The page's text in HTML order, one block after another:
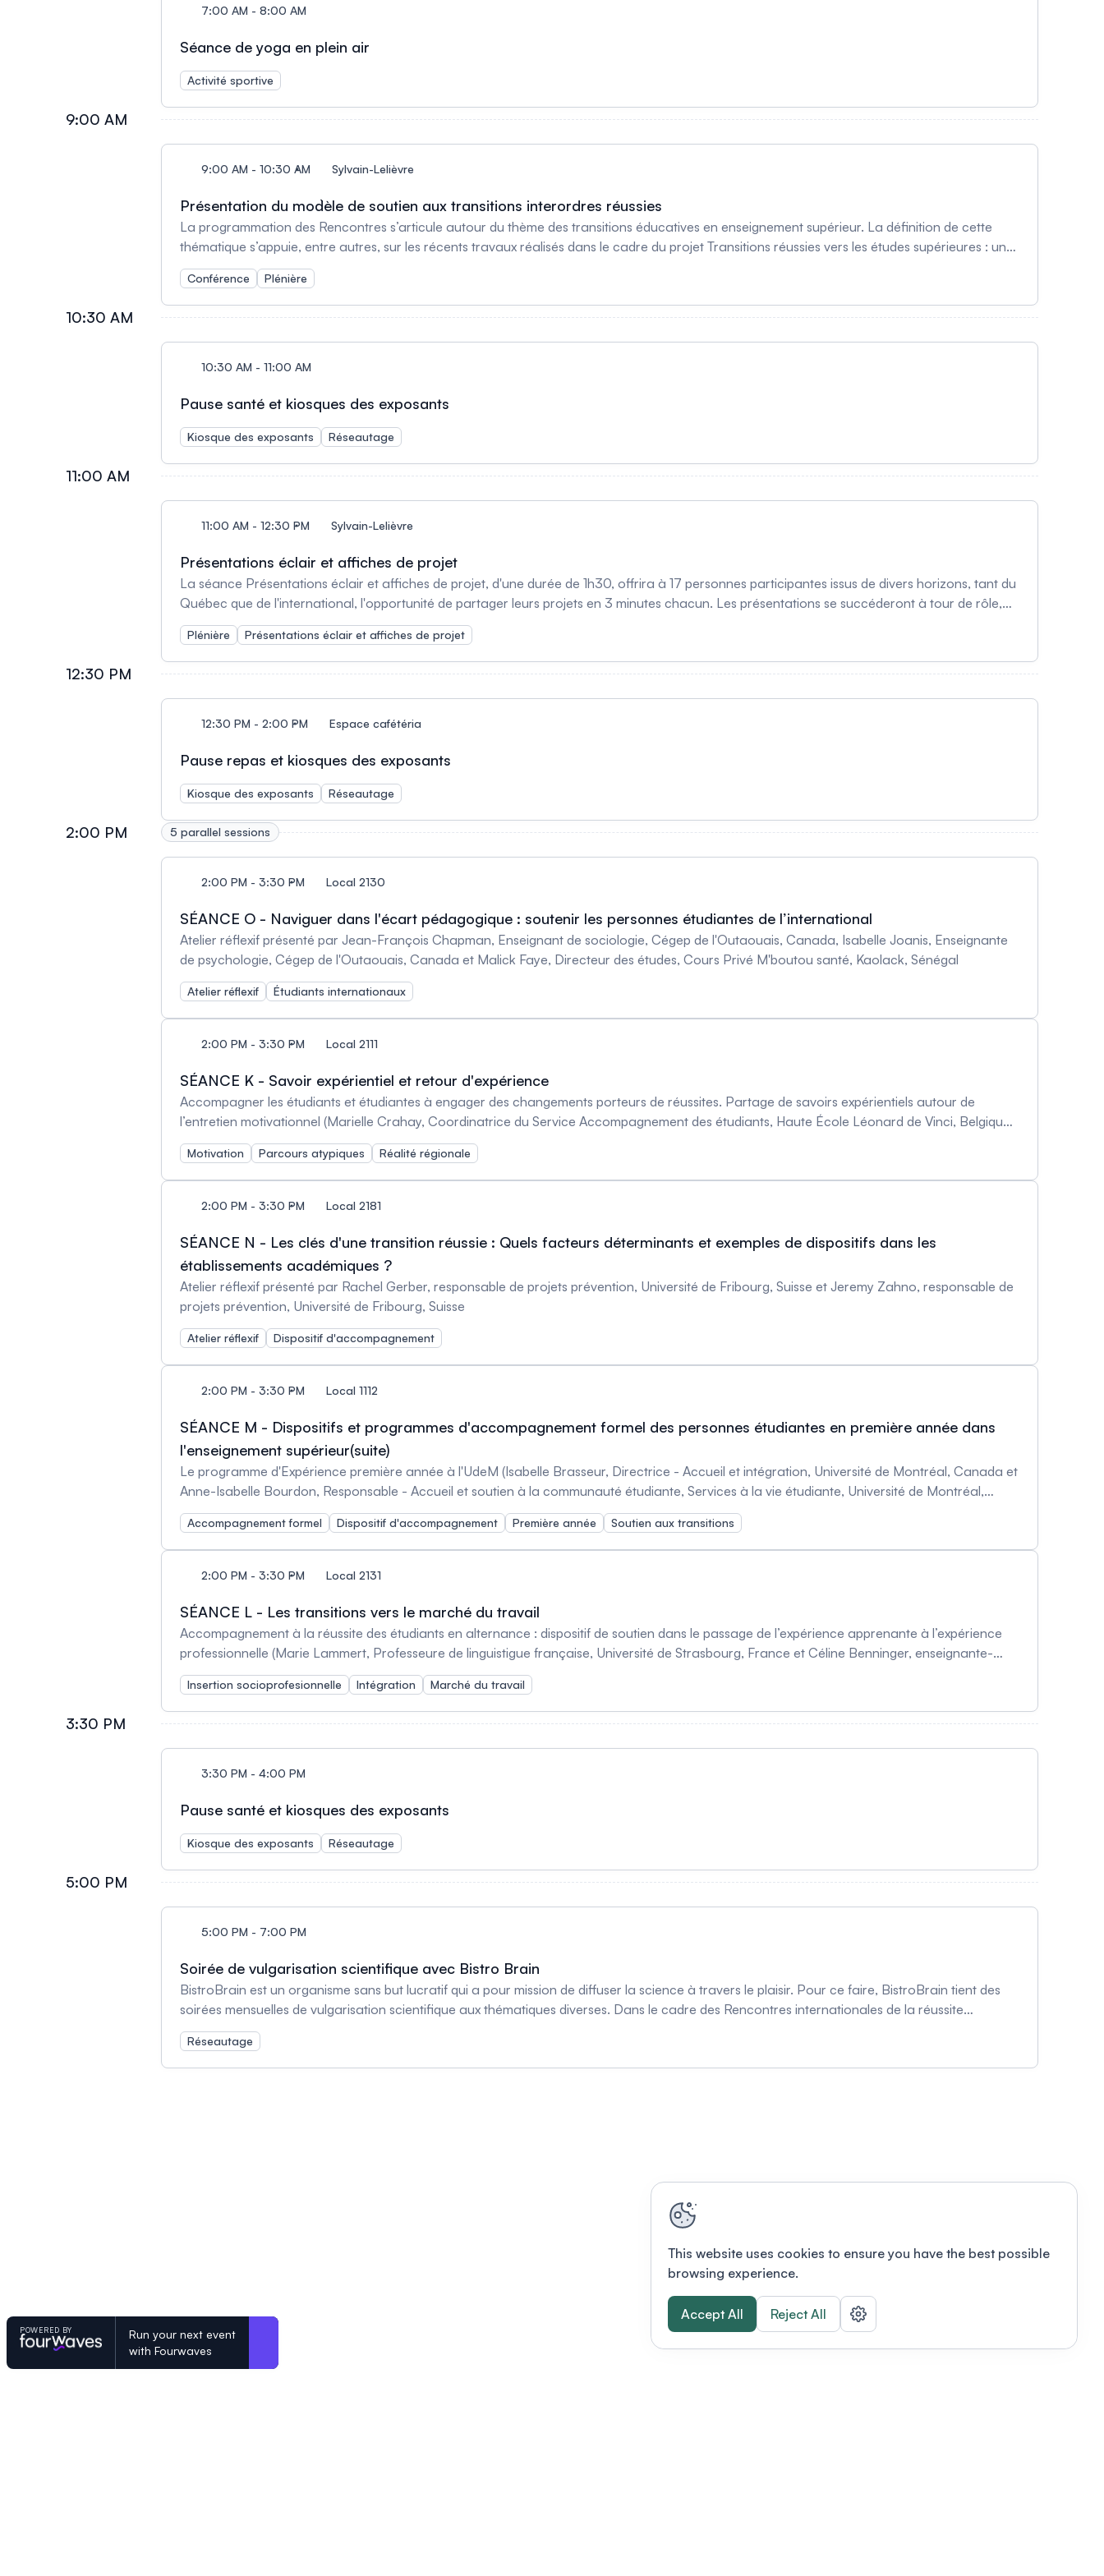
7:00 AM - 8:00 AM
Séance de yoga en plein air
Activité sportive
9:00 AM
9:00 AM - 10:30 AM Sylvain-Lelièvre
Présentation du mod`èle de soutien aux transitions interordres réussies
La programmation des Rencontres s’articule autour du thème des transitions éducatives en enseignement supérieur. La définition de cette
thématique s’appuie, entre autres, sur les récents travaux réalisés dans le cadre du projet Transitions réussies vers les études supérieures : un
défi interordres (TrRéussies), dont le modèle théorique sera présenté lors de l’événement.
Conférence Plénière
10:30 AM
10:30 AM - 11:00 AM
Pause santé et kiosques des exposants
Kiosque des exposants Réseautage
11:00 AM
11:00 AM - 12:30 PM Sylvain-Lelièvre
Présentations éclair et affiches de projet
La séance Présentations éclair et affiches de projet, d'une durée de 1h30, offrira à 17 personnes participantes issus de divers horizons, tant du
Québec que de l'international, l'opportunité de partager leurs projets en 3 minutes chacun. Les présentations se succéderont à tour de rôle,
offrant un aperçu rapide mais fascinant de projets innovants.
Plénière Présentations éclair et affiches de projet
12:30 PM
12:30 PM - 2:00 PM Espace cafétéria
Pause repas et kiosques des exposants
Kiosque des exposants Réseautage
2:00 PM 5 parallel sessions
2:00 PM - 3:30 PM Local 2130
SÉANCE O - Naviguer dans l'écart pédagogique : soutenir les personnes étudiantes de l’international
Atelier réflexif présenté par Jean-François Chapman, Enseignant de sociologie, Cégep de l'Outaouais, Canada, Isabelle Joanis, Enseignante
de psychologie, Cégep de l'Outaouais, Canada et Malick Faye, Directeur des études, Cours Privé M'boutou santé, Kaolack, Sénégal
Atelier réflexif Étudiants internationaux
2:00 PM - 3:30 PM Local 2111
SÉANCE K - Savoir expérientiel et retour d'expérience
Accompagner les étudiants et étudiantes à engager des changements porteurs de réussites. Partage de savoirs expérientiels autour de
l’entretien motivationnel (Marielle Crahay, Coordinatrice du Service Accompagnement des étudiants, Haute École Léonard de Vinci, Belgique
et Bénédicte Schrobiltgen, Conseillère en orientation, Haute École Léonard de Vinci, Belgique) Transitions et parcours scolaires en région. La
situation dans Lanaudière (Pierre Doray, Professeur émérite, département de sociologie, UQAM, Chercheur au Centre interuniversitaire de
recherche sur la science et la technologie, Canada)
Motivation Parcours atypiques Réalité régionale
2:00 PM - 3:30 PM Local 2181
SÉANCE N - Les clés d'une transition réussie : Quels facteurs déterminants et exemples de dispositifs dans les
établissements académiques ?
Atelier réflexif présenté par Rachel Gerber, responsable de projets prévention, Université de Fribourg, Suisse et Jeremy Zahno, responsable de
projets prévention, Université de Fribourg, Suisse
Atelier réflexif Dispositif d'accompagnement
2:00 PM - 3:30 PM Local 1112
SÉANCE M - Dispositifs et programmes d'accompagnement formel des personnes étudiantes en première année dans
l'enseignement supérieur(suite)
Le programme d'Expérience première année à l'UdeM (Isabelle Brasseur, Directrice - Accueil et intégration, Université de Montréal, Canada et
Anne-Isabelle Bourdon, Responsable - Accueil et soutien à la communauté étudiante, Services à la vie étudiante, Université de Montréal,
Canada) Tremplin vers ton programme (Suzie Tardif, Ph. D. Éducation, Chercheure principale ECOBES-Recherche et transfert, Chercheure
associée, Consortium régional de recherche en éducation (CRRE), Cégep de Jonquière, Canada, Marco Gaudreault, Chercheur principale
ÉCOBES-Recherche et transfert, Cégep de Jonquière, Canada et Marie-Claude Gautier, Coordonnatrice du Chantier sur les transitions
interordres du Pôle sur les transitions en enseignement supérieur, Canada) Première année sur mesure (PASM), un dispositif d'aide à la réussite
d'accompagnement aux apprentissages, Université Libre de Bruxelles, Belgique)
Accompagnement formel Dispositif d'accompagnement Première année Soutien aux transitions
2:00 PM - 3:30 PM Local 2131
SÉANCE L - Les transitions vers le marché du travail
Accompagnement à la réussite des étudiants en alternance : dispositif de soutien dans le passage de l’expérience apprenante à l’expérience
professionnelle (Marie Lammert, Professeure de linguistigue française, Université de Strasbourg, France et Céline Benninger, enseignante-
chercheure, Université de Strasbourg, France) Transition entre les cycles supérieurs et le marché du travail : initiatives et accompagnement
des étudiantes et étudiants (Linda Wong, Auxiliaire d'enseignement de 2e cycle, Département de langues, linguistique et traduction, Université
Laval, Canada et Jean Poirier, Conseiller en emploi au Service de développement professionnel de l'Université Laval, Canada) L'employabilité
Coordonnatrice de recherche en Innovation sociale, Collège La Cité, Canada)
Insertion socioprofesionnelle Intégration Marché du travail
3:30 PM
3:30 PM - 4:00 PM
Pause santé et kiosques des exposants
Kiosque des exposants Réseautage
5:00 PM
5:00 PM - 7:00 PM
Soirée de vulgarisation scientifique avec Bistro Brain
BistroBrain est un organisme sans but lucratif qui a pour mission de diffuser la science à travers le plaisir. Pour ce faire, BistroBrain tient des
soirées mensuelles de vulgarisation scientifique aux thématiques diverses. Dans le cadre des Rencontres internationales de la réussite
étudiante, quatre présentation d'au plus de 12 minutes seront données par des universitaires et suivies de périodes de questions du public.
Cette soirée sciences permettra d’une part de faire rayonner la recherche universitaire et, d’une autre part, de stimuler la curiosité scientifique
des personnes présentes. La soirée aura lieu à la Ninkasi, au 811 rue Saint-Jean, à Québec.
Réseautage
POWERED BY
Run your next event
with Fourwaves
This website uses cookies to ensure you have the best possible
browsing experience.
Accept All Reject All